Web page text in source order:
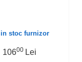
in stoc furnizor
10600 Lei